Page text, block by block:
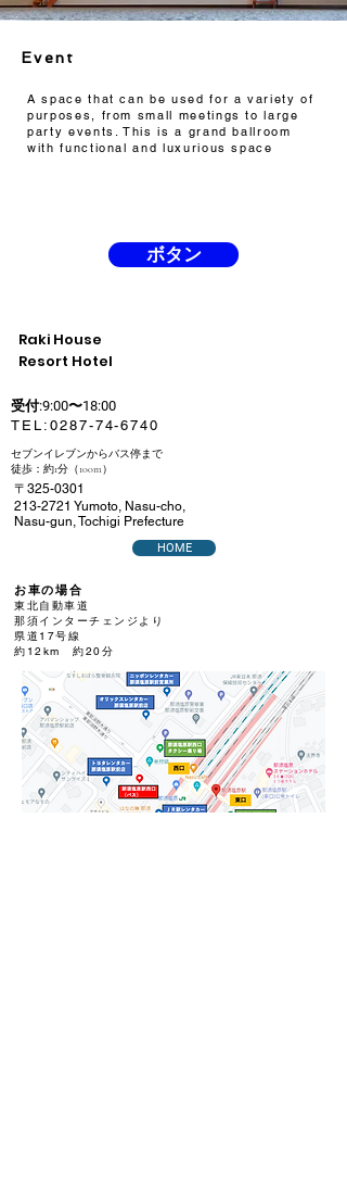
Event
A space that can be used for a variety of
purposes, from small meetings to large
party events. This is a grand ballroom
with functional and luxurious space
ボタン
​Raki House
Resort Hotel
受付:9:00〜18:00
​TEL: 0287-74-6740
セブンイレブンからバス停まで
徒歩：約1分（100m）
〒325-0301
213-2721 Yumoto, Nasu-cho,
Nasu-gun, Tochigi Prefecture
HOME
お車の場合
東北自動車道
那須インターチェンジより
県道17号線
約12km 約20分